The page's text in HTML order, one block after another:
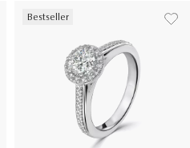
Bestseller